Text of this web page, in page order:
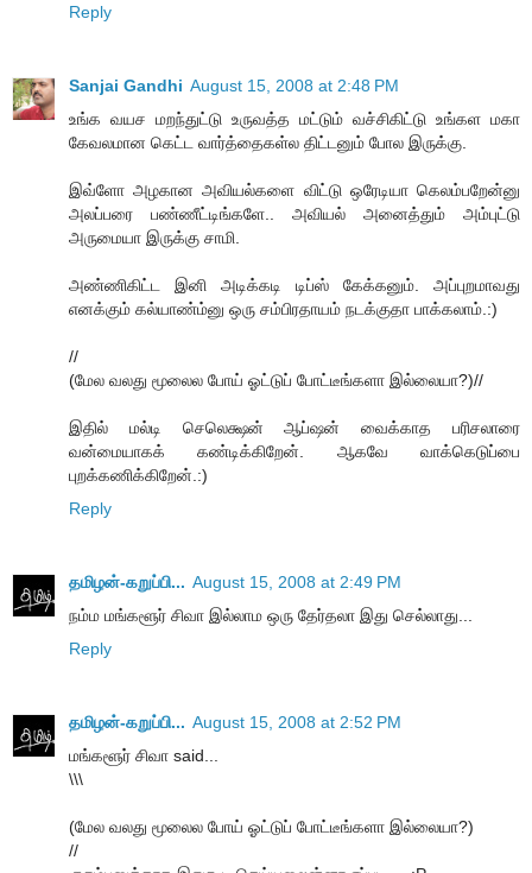
Reply
Sanjai Gandhi August 15, 2008 at 2:48 PM
உங்க வயச மறந்துட்டு உருவத்த மட்டும் வச்சிகிட்டு உங்கள மகா
கேவலமான கெட்ட வார்த்தைகள்ல திட்டனும் போல இருக்கு.
இவ்ளோ அழகான அவியல்களை விட்டு ஒரேடியா கெலம்பறேன்னு
அலப்பரை பண்ணீட்டிங்களே.. அவியல் அனைத்தும் அம்புட்டு
அருமையா இருக்கு சாமி.
அண்ணிகிட்ட இனி அடிக்கடி டிப்ஸ் கேக்கனும். அப்புறமாவது
எனக்கும் கல்யாண்ம்னு ஒரு சம்பிரதாயம் நடக்குதா பாக்கலாம்.:)
//
(மேல வலது மூலைல போய் ஓட்டுப் போட்டீங்களா இல்லையா?)//
இதில் மல்டி செலெக்ஷன் ஆப்ஷன் வைக்காத பரிசலாரை
வன்மையாகக் கண்டிக்கிறேன். ஆகவே வாக்கெடுப்பை
புறக்கணிக்கிறேன்.:)
Reply
தமிழன்-கறுப்பி... August 15, 2008 at 2:49 PM
நம்ம மங்களூர் சிவா இல்லாம ஒரு தேர்தலா இது செல்லாது...
Reply
தமிழன்-கறுப்பி... August 15, 2008 at 2:52 PM
மங்களூர் சிவா said...
\\\
(மேல வலது மூலைல போய் ஓட்டுப் போட்டீங்களா இல்லையா?)
//